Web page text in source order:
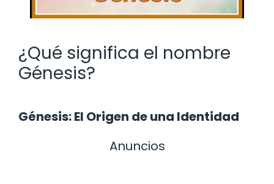
¿Qué significa el nombre
Génesis?
Génesis: El Origen de una Identidad
Anuncios